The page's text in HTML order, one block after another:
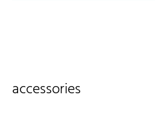
accessories